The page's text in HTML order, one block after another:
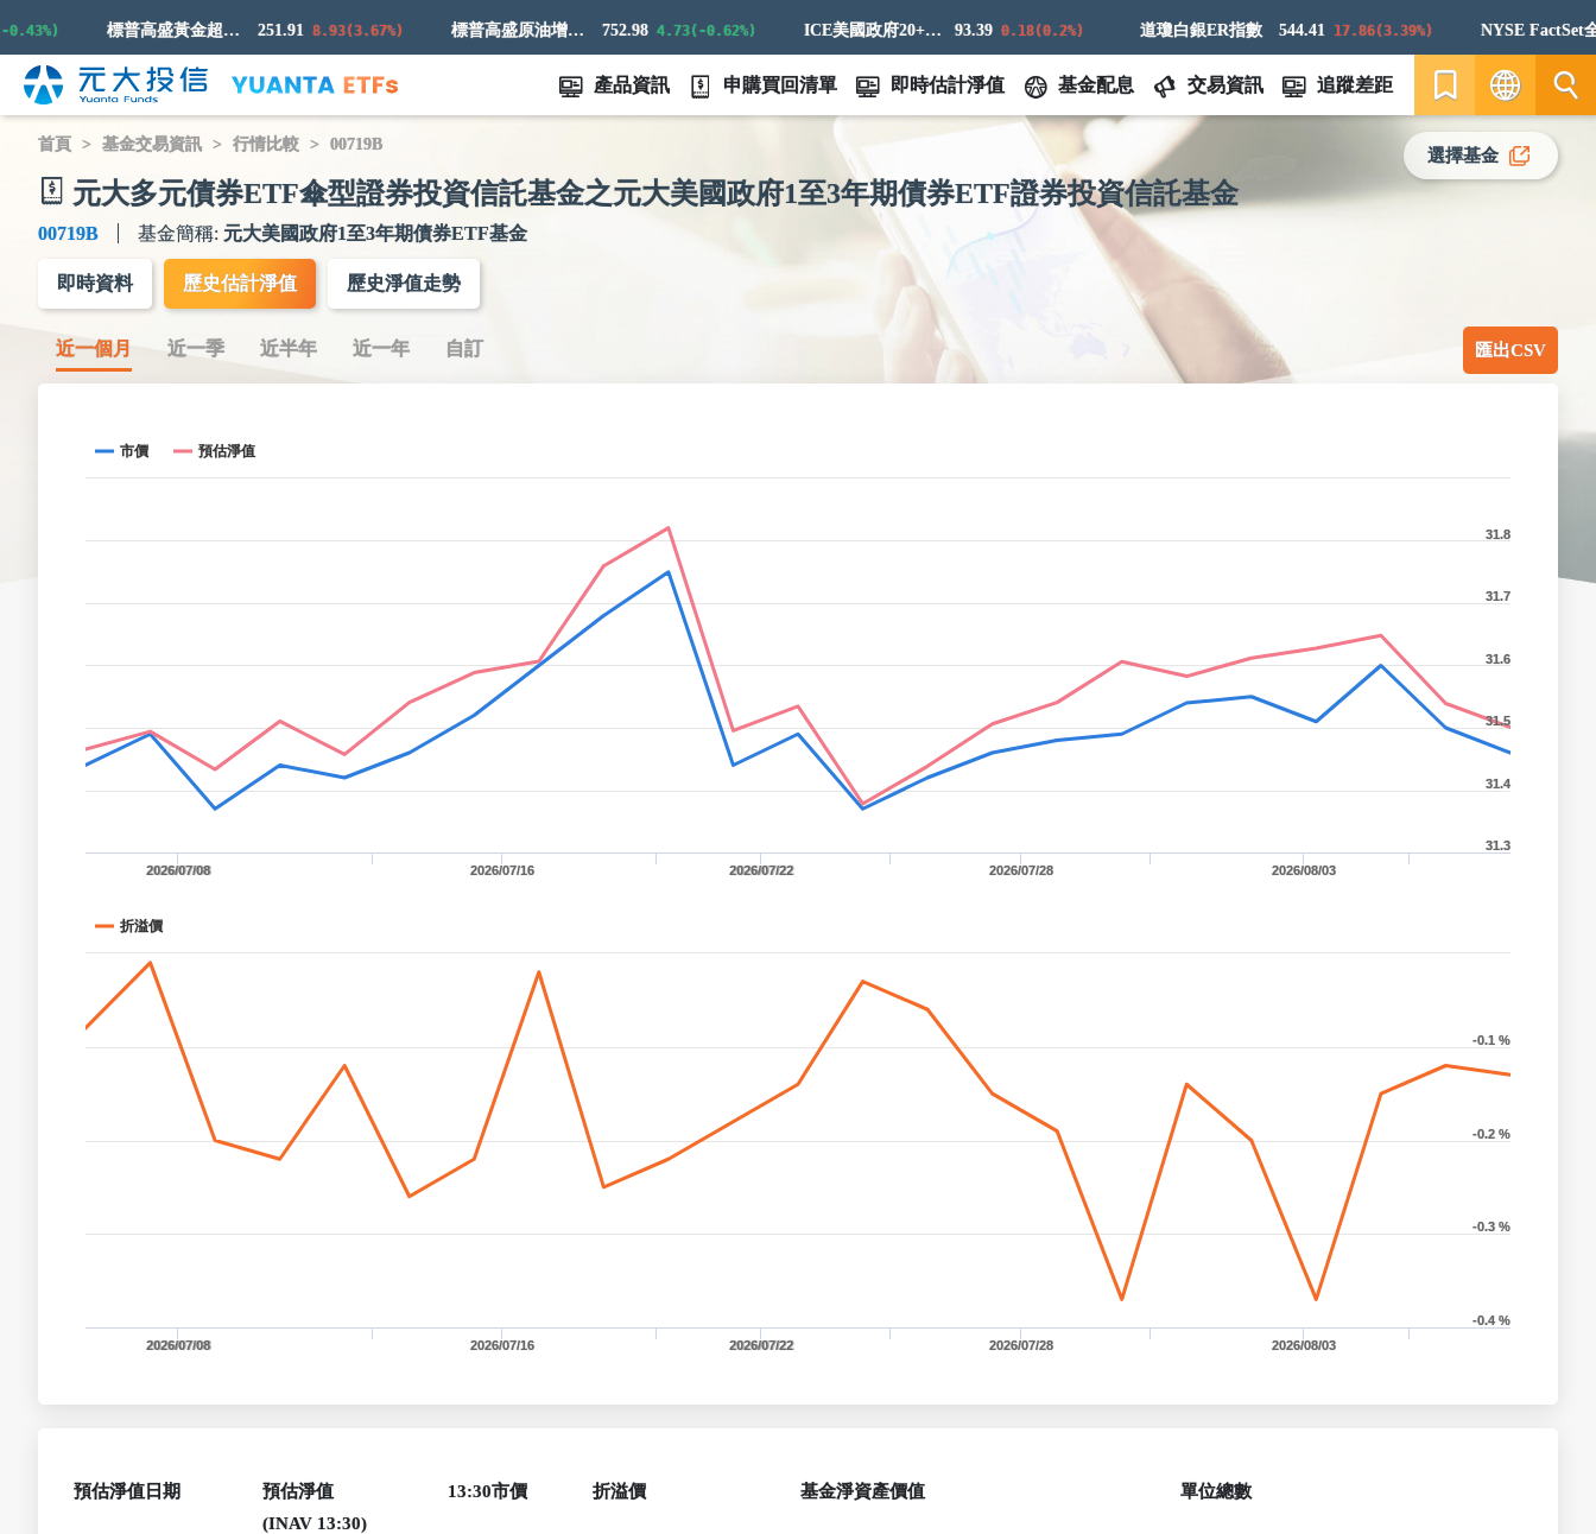
標普高盛黃金超額回報指數 251.91 8.93(3.67%) 標普高盛原油增強超額回報指數 752.98 4.73(-0.62%) ICE美國政府20+年期債券指數 93.39 0.18(0.2%) 道瓊白銀ER指數 544.41 17.86(3.39%) NYSE FactSet全球航太與防衛科技指數
產品資訊 申購買回清單 即時估計淨值 基金配息 交易資訊 追蹤差距
繁
首頁 基金交易資訊 行情比較 00719B
元大多元債券ETF傘型證券投資信託基金之元大美國政府1至3年期債券ETF證券投資信託基金
00719B 基金簡稱: 元大美國政府1至3年期債券ETF基金
選擇基金
即時資料 歷史估計淨值 歷史淨值走勢
近一個月 近一季 近半年 近一年 自訂 匯出CSV
市價 預估淨值
2026/07/08 2026/07/16 2026/07/22 2026/07/28 2026/08/03
31.3
31.4
31.5
31.6
31.7
31.8
折溢價
2026/07/08 2026/07/16 2026/07/22 2026/07/28 2026/08/03
-0.4 %
-0.3 %
-0.2 %
-0.1 %
預估淨值日期
預估淨值
(INAV 13:30)
13:30市價 折溢價 基金淨資產價值 單位總數